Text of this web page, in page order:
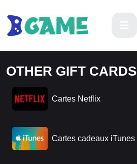
OTHER GIFT CARDS
Cartes Netflix
Cartes cadeaux iTunes